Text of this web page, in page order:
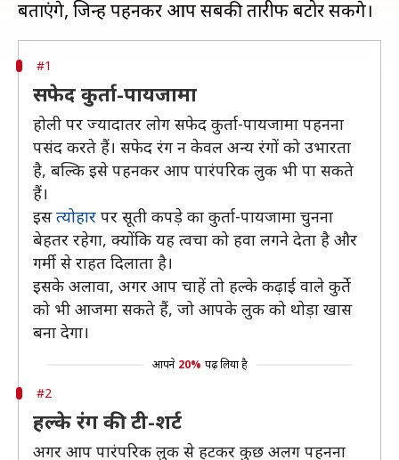
#1
सफेद कुर्ता-पायजामा
होली पर ज्यादातर लोग सफेद कुर्ता-पायजामा पहनना
पसंद करते हैं। सफेद रंग न केवल अन्य रंगों को उभारता
है, बल्कि इसे पहनकर आप पारंपरिक लुक भी पा सकते
हैं।
इसत्योहार पर सूती कपड़े का कुर्ता-पायजामा चुनना
बेहतर रहेगा, क्योंकि यह त्वचा को हवा लगने देता है और
गर्मी से राहत दिलाता है।
इसके अलावा, अगर आप चाहें तो हल्के कढ़ाई वाले कुर्ते
को भी आजमा सकते हैं, जो आपके लुक को थोड़ा खास
बना देगा।
आपने 20% पढ़ लिया है
#2
हल्के रंग की टी-शर्ट
अगर आप पारंपरिक लुक से हटकर कुछ अलग पहनना